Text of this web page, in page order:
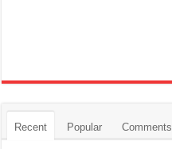
Recent Popular Comments